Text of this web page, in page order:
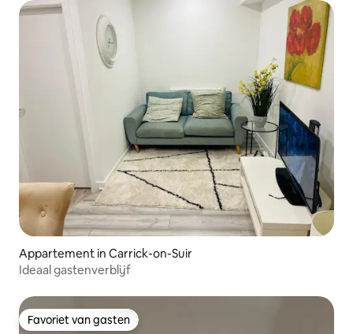
Appartement in Carrick-on-Suir
Ideaal gastenverblijf
Favoriet van gasten
Favoriet van gasten